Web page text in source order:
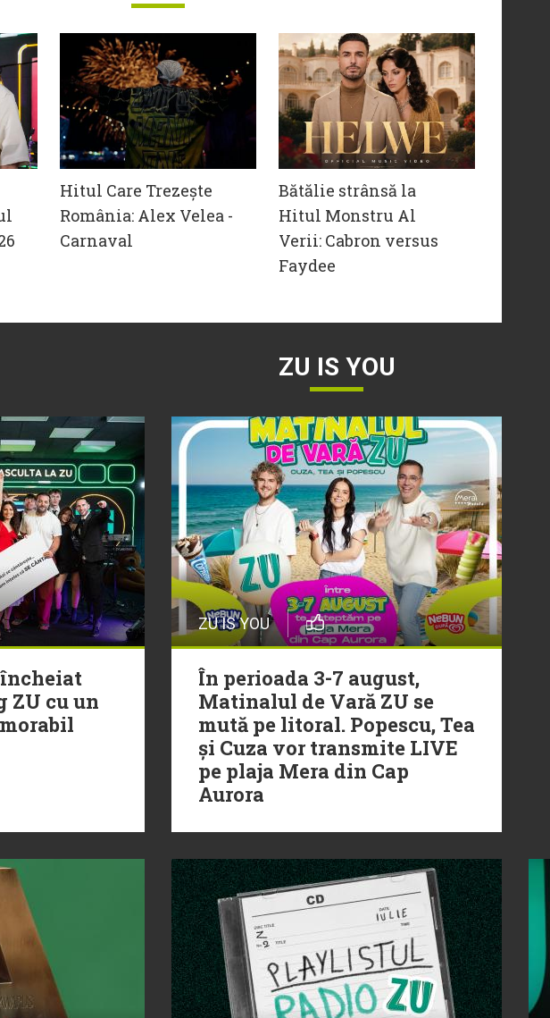
Hitul Care Trezește
România: Alex Velea -
Carnaval
Bătălie strânsă la
Hitul Monstru Al
Verii: Cabron versus
Faydee
ZU IS YOU
ZU cu un
ZU IS YOU
În perioada 3-7 august,
Matinalul de Vară ZU se
mută pe litoral. Popescu, Tea
și Cuza vor transmite LIVE
pe plaja Mera din Cap
Aurora